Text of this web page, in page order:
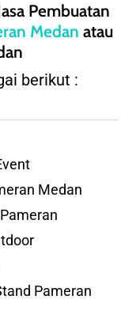
Pembuatan
Medan atau
berikut :
Medan
Pameran